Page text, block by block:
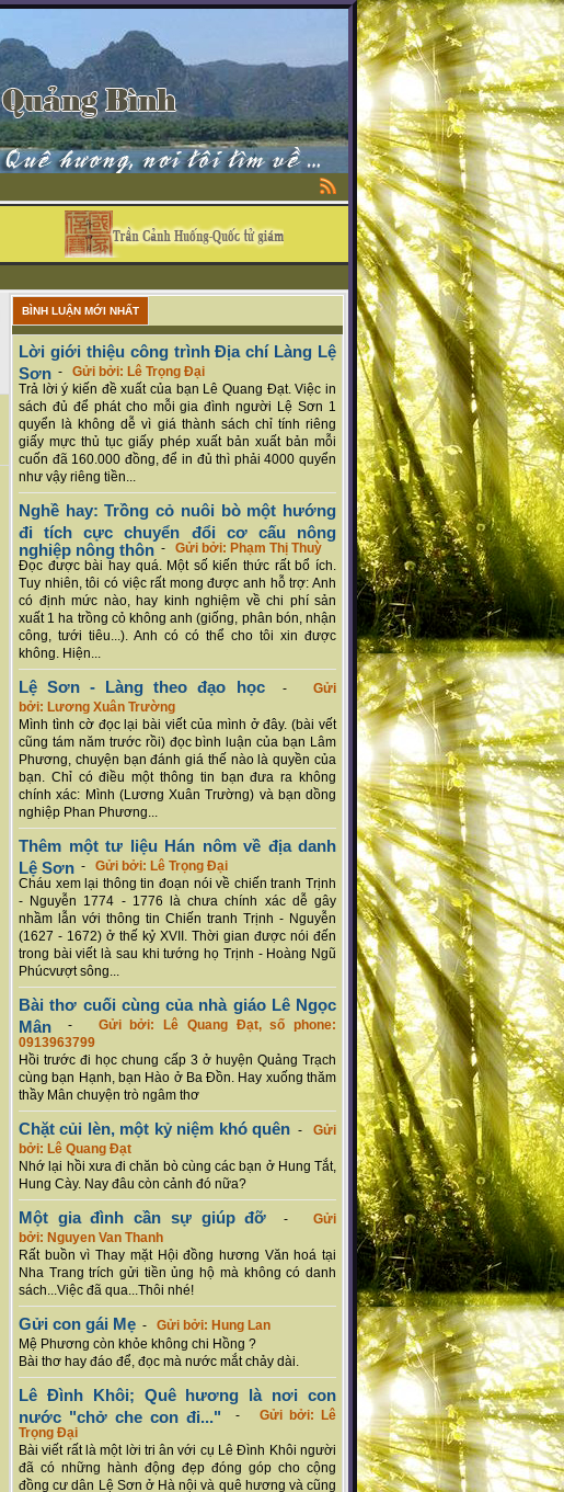
BÌNH LUẬN MỚI NHẤT
Lời giới thiệu công trình Địa chí Làng Lệ
Sơn - Gửi bởi: Lê Trọng Đại
Trả lời ý kiến đề xuất của bạn Lê Quang Đạt. Việc in
sách đủ để phát cho mỗi gia đình người Lệ Sơn 1
quyển là không dễ vì giá thành sách chỉ tính riêng
giấy mực thủ tục giấy phép xuất bản xuất bản mỗi
cuốn đã 160.000 đồng, để in đủ thì phải 4000 quyển
như vậy riêng tiền...
Nghề hay: Trồng cỏ nuôi bò một hướng
đi tích cực chuyển đổi cơ cấu nông
nghiệp nông thôn - Gửi bởi: Phạm Thị Thuỳ
Đọc được bài hay quá. Một số kiến thức rất bổ ích.
Tuy nhiên, tôi có việc rất mong được anh hỗ trợ: Anh
có định mức nào, hay kinh nghiệm về chi phí sản
xuất 1 ha trồng cỏ không anh (giống, phân bón, nhận
công, tưới tiêu...). Anh có có thể cho tôi xin được
không. Hiện...
Lệ Sơn - Làng theo đạo học-Gửi
bởi: Lương Xuân Trường
Mình tình cờ đọc lại bài viết của mình ở đây. (bài vết
cũng tám năm trước rồi) đọc bình luận của bạn Lâm
Phương, chuyện bạn đánh giá thế nào là quyền của
bạn. Chỉ có điều một thông tin bạn đưa ra không
chính xác: Mình (Lương Xuân Trường) và bạn dồng
nghiệp Phan Phương...
Thêm một tư liệu Hán nôm về địa danh
Lệ Sơn - Gửi bởi: Lê Trọng Đại
Cháu xem lại thông tin đoạn nói về chiến tranh Trịnh
- Nguyễn 1774 - 1776 là chưa chính xác dễ gây
nhầm lẫn với thông tin Chiến tranh Trịnh - Nguyễn
(1627 - 1672) ở thế kỷ XVII. Thời gian được nói đến
trong bài viết là sau khi tướng họ Trịnh - Hoàng Ngũ
Phúcvượt sông...
Bài thơ cuối cùng của nhà giáo Lê Ngọc
Mân - Gửi bởi: Lê Quang Đạt, số phone:
0913963799
Hồi trước đi học chung cấp 3 ở huyện Quảng Trạch
cùng bạn Hạnh, bạn Hào ở Ba Đồn. Hay xuống thăm
thầy Mân chuyện trò ngâm thơ
Chặt củi lèn, một kỷ niệm khó quên-Gửi
bởi: Lê Quang Đạt
Nhớ lại hồi xưa đi chăn bò cùng các bạn ở Hung Tắt,
Hung Cày. Nay đâu còn cảnh đó nữa?
Một gia đình cần sự giúp đỡ -Gửi
bởi: Nguyen Van Thanh
Rất buồn vì Thay mặt Hội đồng hương Văn hoá tại
Nha Trang trích gửi tiền ủng hộ mà không có danh
sách...Việc đã qua...Thôi nhé!
Gửi con gái Mẹ - Gửi bởi: Hung Lan
Mệ Phương còn khỏe không chi Hồng ?
Bài thơ hay đáo để, đọc mà nước mắt chảy dài.
Lê Đình Khôi; Quê hương là nơi con
nước "chở che con đi..." - Gửi bởi: Lê
Trọng Đại
Bài viết rất là một lời tri ân với cụ Lê Đình Khôi người
đã có những hành động đẹp đóng góp cho cộng
đồng cư dân Lệ Sơn ở Hà nội và quê hương và cũng